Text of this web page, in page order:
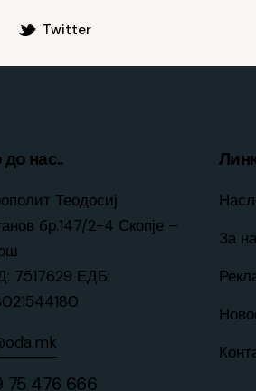
Twitter
до нас..
Теодосиј
бр.147/2-4 Скопје –
7517629 ЕДБ:
75 476 666
За